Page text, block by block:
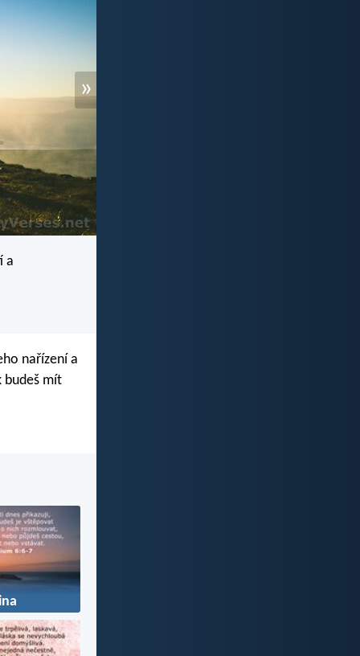
»
a
nařízení a
budeš mít